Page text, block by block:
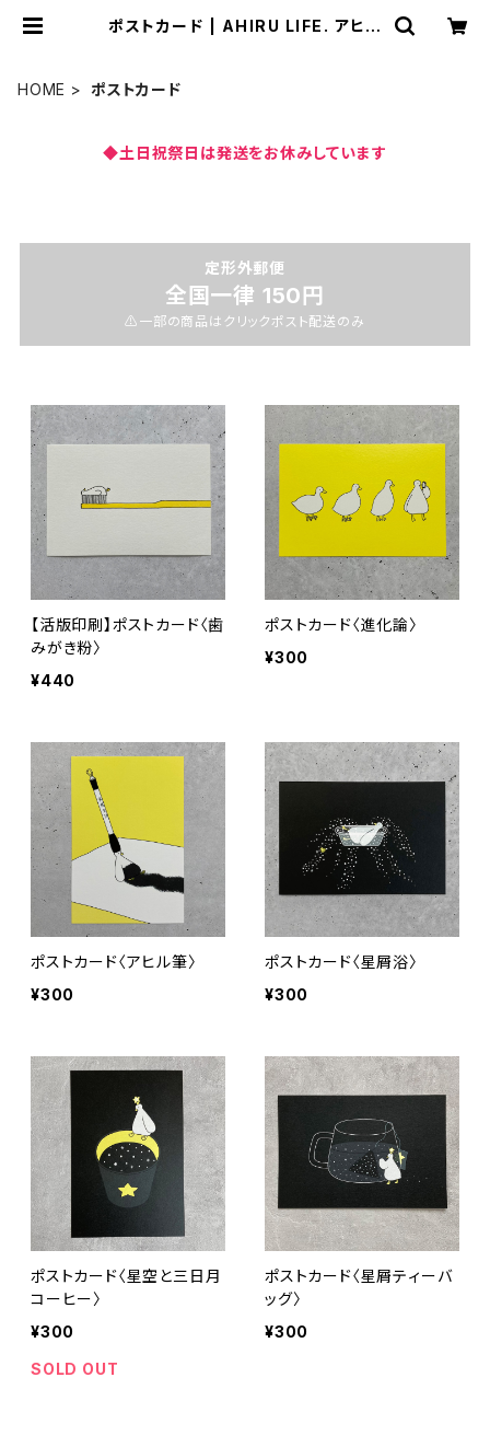
ポストカード | AHIRU LIFE. アヒル
HOME ポストカード
◆土日祝祭日は発送をお休みしています
定形外郵便
全国一律 150円
⚠️一部の商品はクリックポスト配送のみ
【活版印刷】ポストカード〈歯
みがき粉〉
¥440
ポストカード〈進化論〉
¥300
ポストカード〈アヒル筆〉
¥300
ポストカード〈星屑浴〉
¥300
ポストカード〈星空と三日月
コーヒー〉
¥300
SOLD OUT
ポストカード〈星屑ティーバ
ッグ〉
¥300